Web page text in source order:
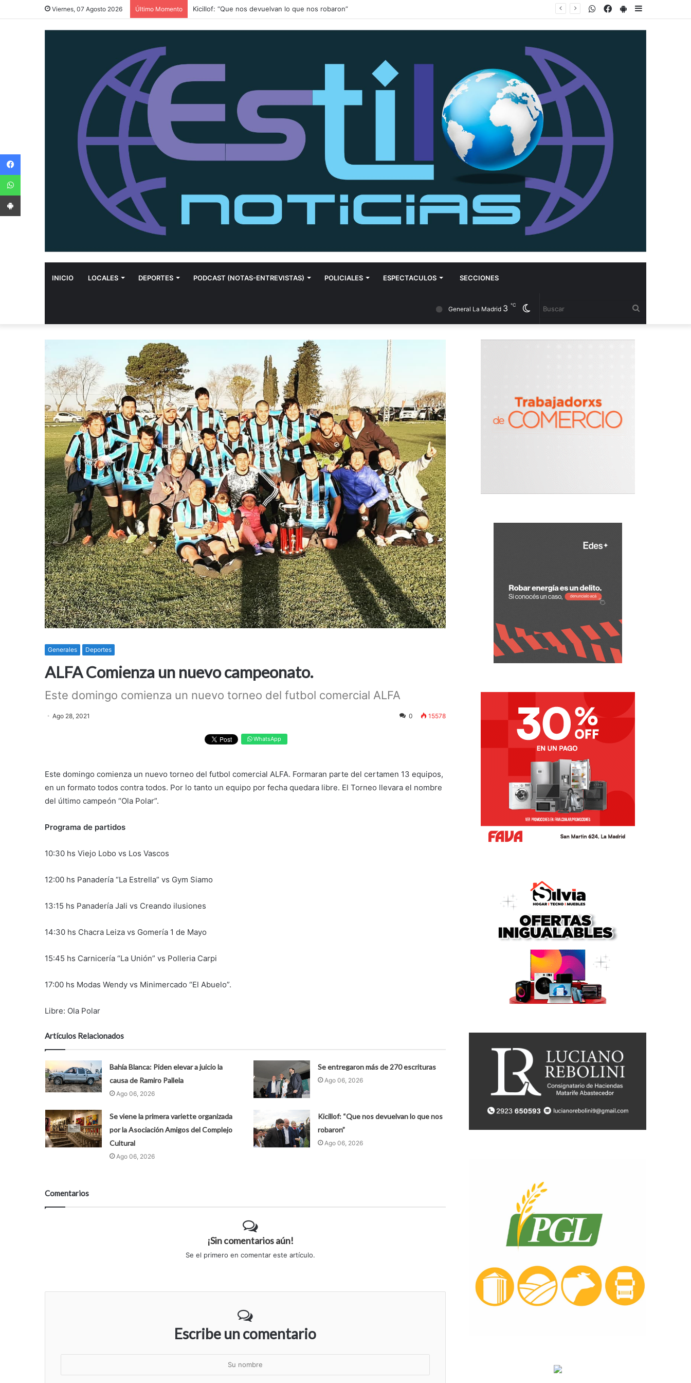
Viernes, 07 Agosto 2026 Último Momento Kicillof: “Que nos devuelvan lo que nos robaron” PlayStore
Facebook
WhatsApp
INICIO LOCALES DEPORTES PODCAST (NOTAS-ENTREVISTAS) POLICIALES ESPECTACULOS SECCIONES
Cambiar
modo
General La Madrid 3 ℃
Generales Deportes
ALFA Comienza un nuevo campeonato.
Este domingo comienza un nuevo torneo del futbol comercial ALFA
Ago 28, 2021 0 15578
WhatsApp
Este domingo comienza un nuevo torneo del futbol comercial ALFA. Formaran parte del certamen 13 equipos,
en un formato todos contra todos. Por lo tanto un equipo por fecha quedara libre. El Torneo llevara el nombre
del último campeón “Ola Polar”.
Programa de partidos
10:30 hs Viejo Lobo vs Los Vascos
12:00 hs Panadería “La Estrella” vs Gym Siamo
13:15 hs Panadería Jali vs Creando ilusiones
14:30 hs Chacra Leiza vs Gomería 1 de Mayo
15:45 hs Carnicería “La Unión” vs Polleria Carpi
17:00 hs Modas Wendy vs Minimercado “El Abuelo”.
Libre: Ola Polar
Artículos Relacionados
Bahía Blanca: Piden elevar a juicio la
causa de Ramiro Pallela
Ago 06, 2026
Se entregaron más de 270 escrituras
Ago 06, 2026
Se viene la primera variette organizada
por la Asociación Amigos del Complejo
Cultural
Ago 06, 2026
Kicillof: “Que nos devuelvan lo que nos
robaron”
Ago 06, 2026
Comentarios
¡Sin comentarios aún!
Se el primero en comentar este artículo.
Escribe un comentario